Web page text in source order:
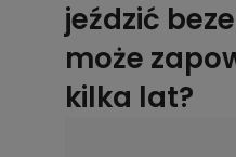
jeździć
może
kilka lat?